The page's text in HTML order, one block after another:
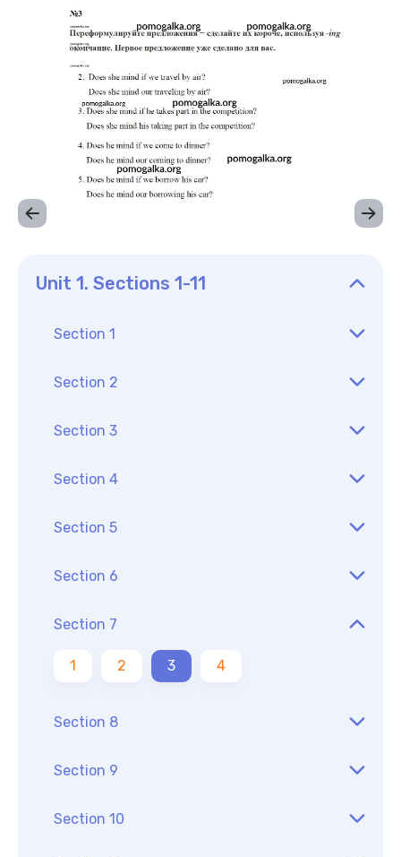
Unit 1. Sections 1-11
Section 1
Section 2
Section 3
Section 4
Section 5
Section 6
Section 7
1 2 3 4
Section 8
Section 9
Section 10